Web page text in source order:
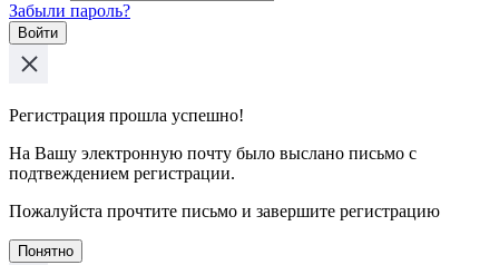
Забыли пароль?
Войти
Регистрация прошла успешно!
На Вашу электронную почту было выслано письмо с
подтвеждением регистрации.
Пожалуйста прочтите письмо и завершите регистрацию
Понятно